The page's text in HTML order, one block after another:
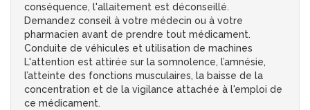
conséquence, l'allaitement est déconseillé.
Demandez conseil à votre médecin ou à votre
pharmacien avant de prendre tout médicament.
Conduite de véhicules et utilisation de machines
L'attention est attirée sur la somnolence, l’amnésie,
l’atteinte des fonctions musculaires, la baisse de la
concentration et de la vigilance attachée à l'emploi de
ce médicament.